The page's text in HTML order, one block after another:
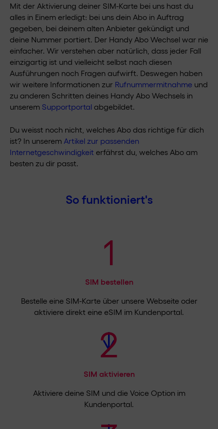
Mit der Aktivierung deiner SIM-Karte bei uns hast du
alles in Einem erledigt: bei uns dein Abo in Auftrag
gegeben, bei deinem alten Anbieter gekündigt und
deine Nummer portiert. Der Handy Abo Wechsel war nie
einfacher. Wir verstehen aber natürlich, dass jeder Fall
einzigartig ist und vielleicht selbst nach diesen
Ausführungen noch Fragen aufwirft. Deswegen haben
wir weitere Informationen zur Rufnummermitnahme und
zu anderen Schritten deines Handy Abo Wechsels in
unserem Supportportal abgebildet.
Du weisst noch nicht, welches Abo das richtige für dich
ist? In unserem Artikel zur passenden
Internetgeschwindigkeit erfährst du, welches Abo am
besten zu dir passt.
So funktioniert's
SIM bestellen
Bestelle eine SIM-Karte über unsere Webseite oder
aktiviere direkt eine eSIM im Kundenportal.
1
SIM aktivieren
Aktiviere deine SIM und die Voice Option im
Kundenportal.
2